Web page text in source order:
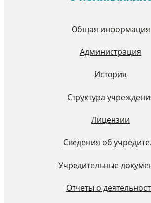
Общая информация
Администрация
История
Структура
Лицензии
Сведения об
Учредительные
Отчеты о